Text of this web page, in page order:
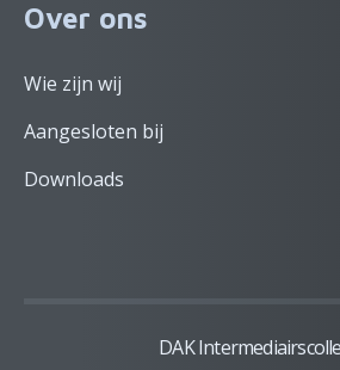
Over ons
Wie zijn wij
Aangesloten bij
Downloads
DAK